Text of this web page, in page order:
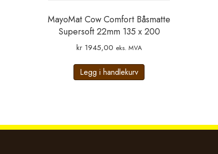
MayoMat Cow Comfort Båsmatte
Supersoft 22mm 135 x 200
kr1945,00 eks. MVA
Legg i handlekurv